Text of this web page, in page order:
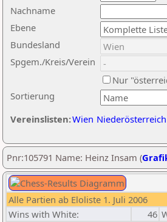
Nachname
Ebene
Sortierung
Bundesland
Spgem./Kreis/Verein
Nur
Vereinslisten:Wien Niederösterreich
Pnr:105791 Name: Heinz Insam (
Alle Partien ab Eloliste 1. Juli 2006
Wins with White:
46